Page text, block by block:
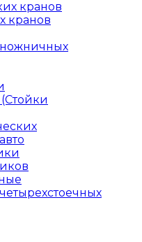
кранов
кранов
ножничных